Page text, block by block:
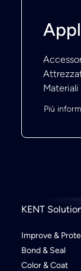
Più
KENT
Improve &
Bond & Seal
Color & Coat